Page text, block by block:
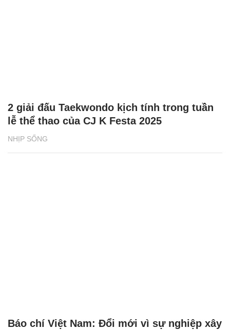
NHỊP SỐNG
2 giải đấu Taekwondo kịch tính trong tuần
lễ thể thao của CJ K Festa 2025
Báo chí Việt Nam: Đổi mới vì sự nghiệp xây